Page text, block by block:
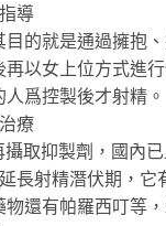
導
就是通過擁抱、
以女上位方式進
爲控製後才射精。
療
抑製劑，國內已
長射精潛伏期，
還有帕羅西叮等